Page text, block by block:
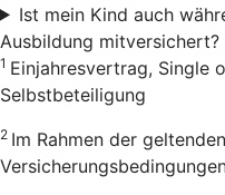
Ist mein Kind auch
Ausbildung mitversichert?
1 Einjahresvertrag, Single
Selbstbeteiligung
2 Im Rahmen der